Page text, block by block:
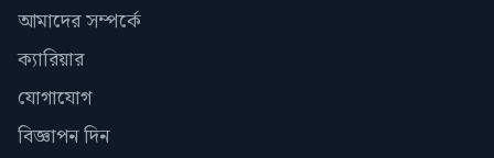
আমাদের সম্পর্কে
ক্যারিয়ার
যোগাযোগ
বিজ্ঞাপন দিন